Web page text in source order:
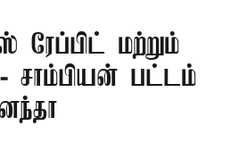
ரேப்பிட் மற்றும்
சாம்பியன் பட்டம்